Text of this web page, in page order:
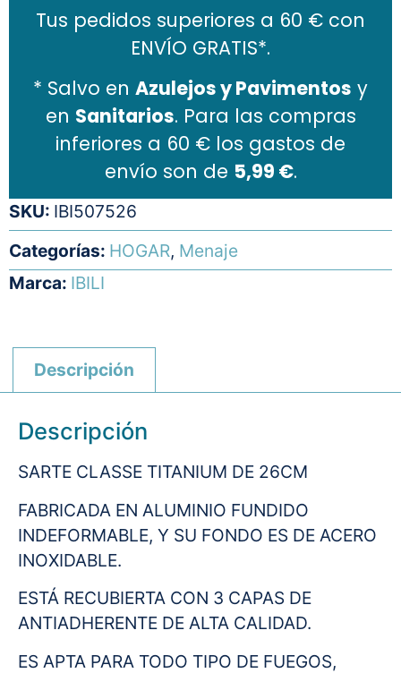
Tus pedidos superiores a 60 € con
ENVÍO GRATIS*.
* Salvo en Azulejos y Pavimentos y
en Sanitarios. Para las compras
inferiores a 60 € los gastos de
envío son de 5,99 €.
SKU: IBI507526
Categorías: HOGAR, Menaje
Marca: IBILI
Descripción
Descripción
SARTE CLASSE TITANIUM DE 26CM
FABRICADA EN ALUMINIO FUNDIDO
INDEFORMABLE, Y SU FONDO ES DE ACERO
INOXIDABLE.
ESTÁ RECUBIERTA CON 3 CAPAS DE
ANTIADHERENTE DE ALTA CALIDAD.
ES APTA PARA TODO TIPO DE FUEGOS,